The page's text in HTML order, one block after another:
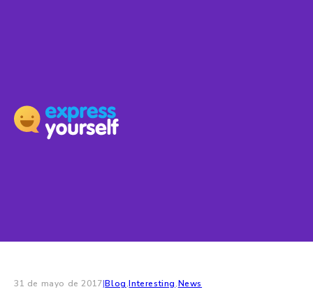
31 de mayo de 2017|Blog,Interesting,News